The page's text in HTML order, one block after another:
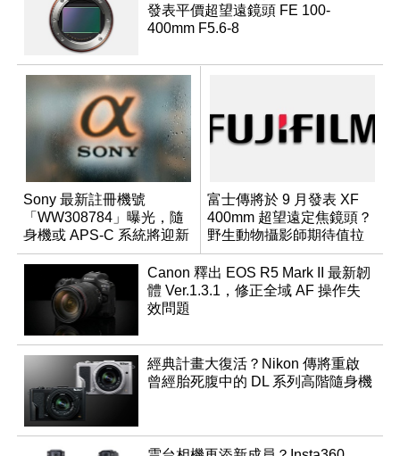
發表平價超望遠鏡頭 FE 100-
400mm F5.6-8
Sony 最新註冊機號
「WW308784」曝光，隨
身機或 APS-C 系統將迎新
成員？
富士傳將於 9 月發表 XF
400mm 超望遠定焦鏡頭？
野生動物攝影師期待值拉
滿
Canon 釋出 EOS R5 Mark II 最新韌
體 Ver.1.3.1，修正全域 AF 操作失
效問題
經典計畫大復活？Nikon 傳將重啟
曾經胎死腹中的 DL 系列高階隨身機